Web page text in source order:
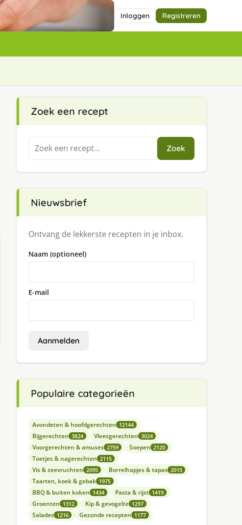
Inloggen Registreren
Zoek een recept
Zoeken
naar:
Zoek
Nieuwsbrief
Ontvang de lekkerste recepten in je inbox.
Naam (optioneel)
E-mail
Aanmelden
Populaire categorieën
Avondeten & hoofdgerechten 12144
Bijgerechten 3824 Vleesgerechten 3024
Voorgerechten & amuses 2759 Soepen 2120
Toetjes & nagerechten 2115
Vis & zeevruchten 2095 Borrelhapjes & tapas 2015
Taarten, koek & gebak 1975
BBQ & buiten koken 1434 Pasta & rijst 1419
Groenten 1312 Kip & gevogelte 1297
Salades 1216 Gezonde recepten 1177